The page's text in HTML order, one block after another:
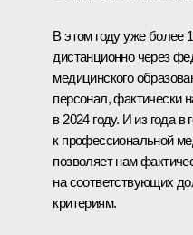
В этом году уже более
дистанционно через
медицинского
персонал, фактически
в 2024 году. И из года
к профессиональной
позволяет нам
на соответствующих
критериям.